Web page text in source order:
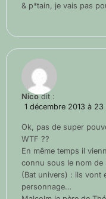
& p*tain, je vais pas
Nico dit :
1 décembre 2013 à
Ok, pas de super
WTF ??
En même temps il
connu sous le nom de
(Bat univers) : ils vont
personnage…